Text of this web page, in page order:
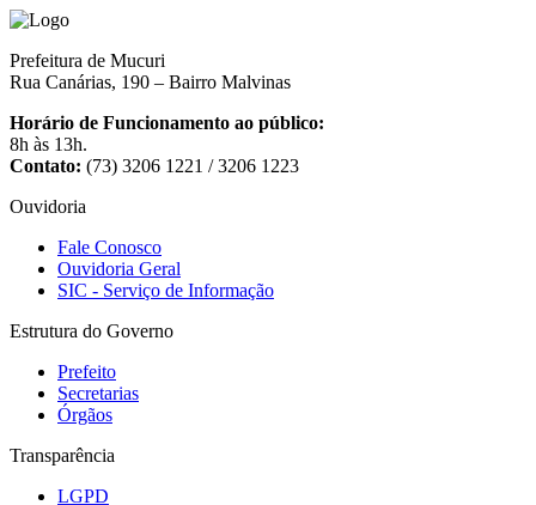
Prefeitura de Mucuri
Rua Canárias, 190 – Bairro Malvinas
Horário de Funcionamento ao público:
8h às 13h.
Contato: (73) 3206 1221 / 3206 1223
Ouvidoria
Fale Conosco
Ouvidoria Geral
SIC - Serviço de Informação
Estrutura do Governo
Prefeito
Secretarias
Órgãos
Transparência
LGPD